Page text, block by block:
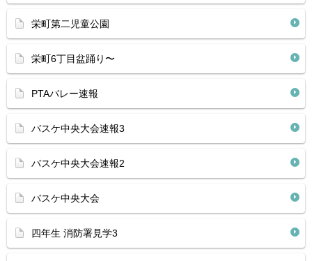
栄町第二児童公園
栄町6丁目盆踊り〜
PTAバレー速報
バスケ中央大会速報3
バスケ中央大会速報2
バスケ中央大会
四年生 消防署見学3